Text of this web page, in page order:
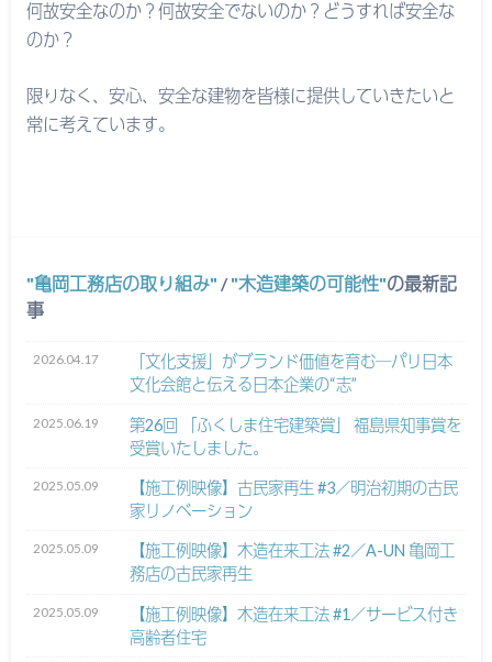
何故安全なのか？何故安全でないのか？どうすれば安全な
のか？
限りなく、安心、安全な建物を皆様に提供していきたいと
常に考えています。
亀岡工務店の取り組み / 木造建築の可能性 の最新記
事
2026.04.17
「文化支援」がブランド価値を育む─パリ日本
文化会館と伝える日本企業の“志”
2025.06.19
第26回 「ふくしま住宅建築賞」 福島県知事賞を
受賞いたしました。
2025.05.09
【施工例映像】古民家再生 #3／明治初期の古民
家リノベーション
2025.05.09
【施工例映像】木造在来工法 #2／A-UN 亀岡工
務店の古民家再生
2025.05.09
【施工例映像】木造在来工法 #1／サービス付き
高齢者住宅